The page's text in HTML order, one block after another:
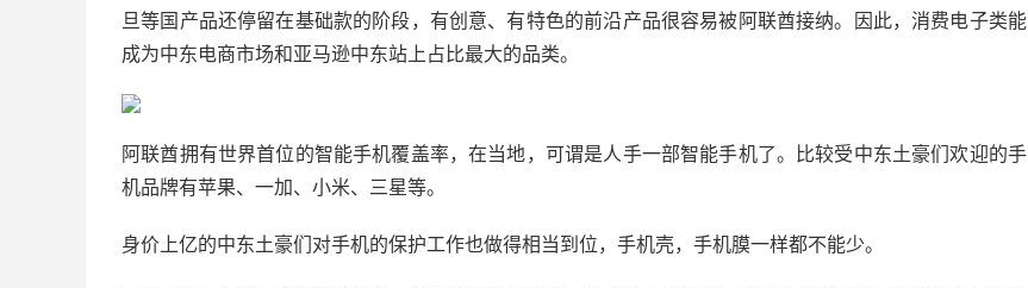
旦等国产品还停留在基础款的阶段，有创意、有特色的前沿产品很容易被阿联酋接纳。因此，消费电子类能
成为中东电商市场和亚马逊中东站上占比最大的品类。
阿联酋拥有世界首位的智能手机覆盖率，在当地，可谓是人手一部智能手机了。比较受中东土豪们欢迎的手
机品牌有苹果、一加、小米、三星等。
身价上亿的中东土豪们对手机的保护工作也做得相当到位，手机壳，手机膜一样都不能少。